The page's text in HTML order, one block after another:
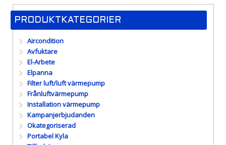
PRODUKTKATEGORIER
Aircondition
Avfuktare
El-Arbete
Elpanna
Filter luft/luft värmepump
Frånluftvärmepump
Installation värmepump
Kampanjerbjudanden
Okategoriserad
Portabel Kyla